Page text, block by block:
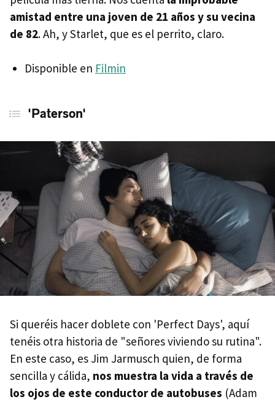
amistad entre una joven de 21 años y su vecina
de 82. Ah, y Starlet, que es el perrito, claro.
Disponible en Filmin
'Paterson'
Si queréis hacer doblete con 'Perfect Days', aquí
tenéis otra historia de "señores viviendo su rutina".
En este caso, es Jim Jarmusch quien, de forma
sencilla y cálida, nos muestra la vida a través de
los ojos de este conductor de autobuses (Adam